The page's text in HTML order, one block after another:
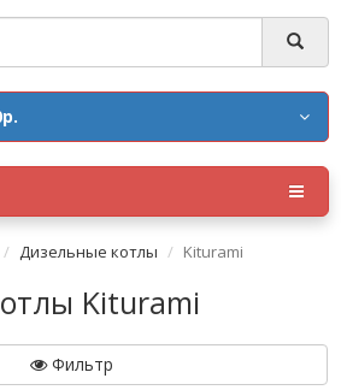
Дизельные котлы Kiturami
Kiturami
Фильтр